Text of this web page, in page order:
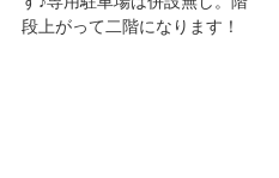
段上がって二階になります！